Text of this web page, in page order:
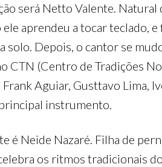
será Netto Valente.
aprendeu a tocar teclado,
solo. Depois, o cantor se
CTN (Centro de Tradições
Aguiar, Gusttavo Lima,
instrumento.
é Neide Nazaré. Filha de
os ritmos tradicionais